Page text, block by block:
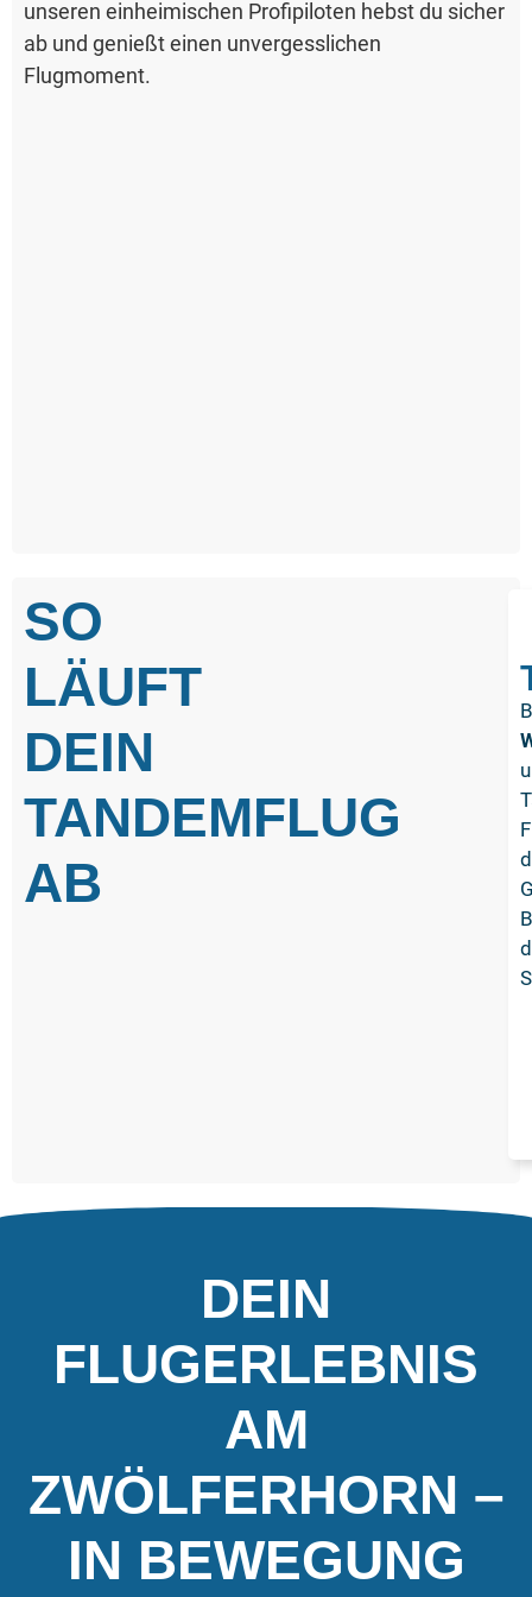
unseren einheimischen Profipiloten hebst du sicher
ab und genießt einen unvergesslichen
Flugmoment.
SO
LÄUFT
DEIN
TANDEMFLUG
AB
DEIN
FLUGERLEBNIS
AM
ZWÖLFERHORN –
IN BEWEGUNG